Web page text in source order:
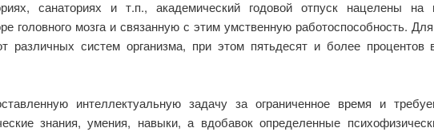
санаториях и т.п., академический годовой отпуск нацелены на
головного мозга и связанную с этим умственную работоспособность.
систем организма, при этом пятьдесят и более процентов
интеллектуальную задачу за ограниченное время и
знания, умения, навыки, а вдобавок определенные